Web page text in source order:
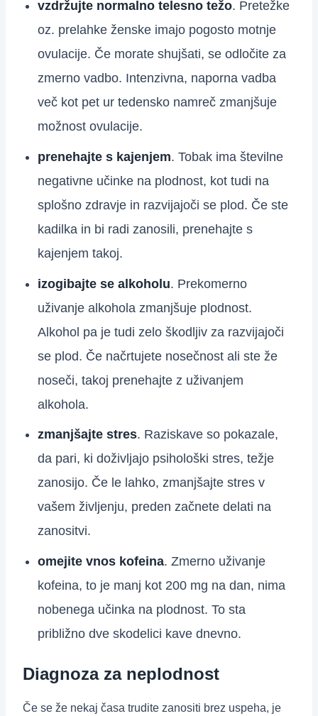
vzdržujte normalno telesno težo. Pretežke
oz. prelahke ženske imajo pogosto motnje
ovulacije. Če morate shujšati, se odločite za
zmerno vadbo. Intenzivna, naporna vadba
več kot pet ur tedensko namreč zmanjšuje
možnost ovulacije.
prenehajte s kajenjem. Tobak ima številne
negativne učinke na plodnost, kot tudi na
splošno zdravje in razvijajoči se plod. Če ste
kadilka in bi radi zanosili, prenehajte s
kajenjem takoj.
izogibajte se alkoholu. Prekomerno
uživanje alkohola zmanjšuje plodnost.
Alkohol pa je tudi zelo škodljiv za razvijajoči
se plod. Če načrtujete nosečnost ali ste že
noseči, takoj prenehajte z uživanjem
alkohola.
zmanjšajte stres. Raziskave so pokazale,
da pari, ki doživljajo psihološki stres, težje
zanosijo. Če le lahko, zmanjšajte stres v
vašem življenju, preden začnete delati na
zanositvi.
omejite vnos kofeina. Zmerno uživanje
kofeina, to je manj kot 200 mg na dan, nima
nobenega učinka na plodnost. To sta
približno dve skodelici kave dnevno.
Diagnoza za neplodnost
Če se že nekaj časa trudite zanositi brez uspeha, je